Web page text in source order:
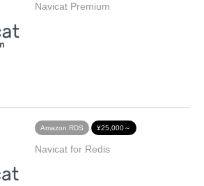
Navicat Premium
Amazon RDS ¥25,000～
Navicat for Redis